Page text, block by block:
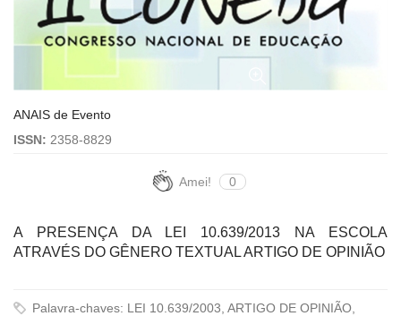
ANAIS de Evento
ISSN: 2358-8829
Amei! 0
A PRESENÇA DA LEI 10.639/2013 NA ESCOLA
ATRAVÉS DO GÊNERO TEXTUAL ARTIGO DE OPINIÃO
Palavra-chaves: LEI 10.639/2003, ARTIGO DE OPINIÃO,